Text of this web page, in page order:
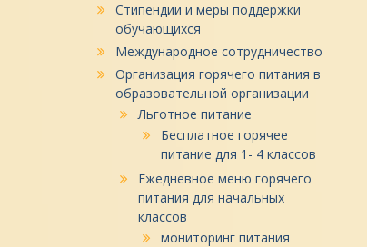
Стипендии и меры поддержки
обучающихся
Международное сотрудничество
Организация горячего питания в
образовательной организации
Льготное питание
Бесплатное горячее
питание для 1- 4 классов
Ежедневное меню горячего
питания для начальных
классов
мониторинг питания